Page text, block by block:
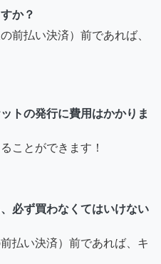
か？
前払い決済）前であれば、
トの発行に費用はかかりま
ことができます！
必ず買わなくてはいけない
払い決済）前であれば、キ